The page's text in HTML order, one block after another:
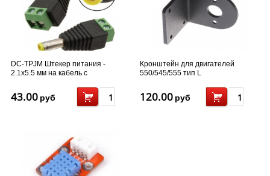
DC-TPJM Штекер питания -
2.1x5.5 мм на кабель с
43.00 руб
Кронштейн для двигателей
550/545/555 тип L
120.00 руб